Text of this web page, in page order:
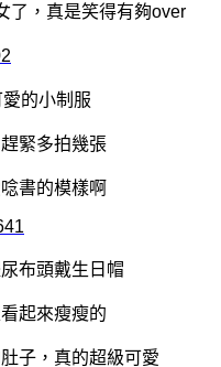
了，真是笑得有夠over
的小制服
緊多拍幾張
書的模樣啊
布頭戴生日帽
起來瘦瘦的
子，真的超級可愛